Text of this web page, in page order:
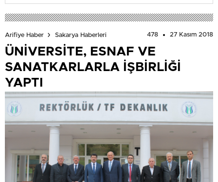
Arifiye Haber Sakarya Haberleri 478 27 Kasım 2018
ÜNİVERSİTE, ESNAF VE
SANATKARLARLA İŞBİRLİĞİ
YAPTI